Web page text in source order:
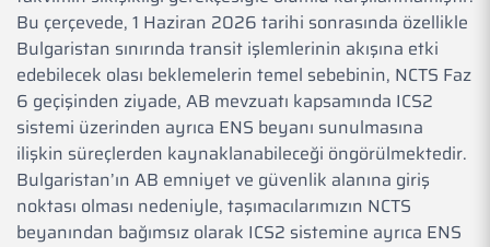
Bu çerçevede, 1 Haziran 2026 tarihi sonrasında özellikle
Bulgaristan sınırında transit işlemlerinin akışına etki
edebilecek olası beklemelerin temel sebebinin, NCTS Faz
6 geçişinden ziyade, AB mevzuatı kapsamında ICS2
sistemi üzerinden ayrıca ENS beyanı sunulmasına
ilişkin süreçlerden kaynaklanabileceği öngörülmektedir.
Bulgaristan’ın AB emniyet ve güvenlik alanına giriş
noktası olması nedeniyle, taşımacılarımızın NCTS
beyanından bağımsız olarak ICS2 sistemine ayrıca ENS